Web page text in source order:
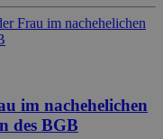
im nachehelichen
des BGB